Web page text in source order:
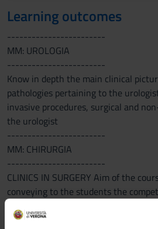
Learning outcomes
------------------------
MM: UROLOGIA
------------------------
Know in depth the main clinical
pathologies pertaining to the
invasive procedures, surgical and
the urologist
------------------------
MM: CHIRURGIA
------------------------
CLINICS IN SURGERY Aim of the
conveying to the students the
signs, symptoms, the principal
principal differential diagnoses